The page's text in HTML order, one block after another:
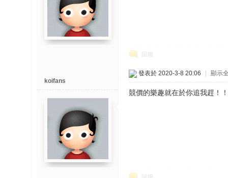
回復
koifans
發表於 2020-3-8 20:06 顯示
競價的樂趣就在於你追我趕！！